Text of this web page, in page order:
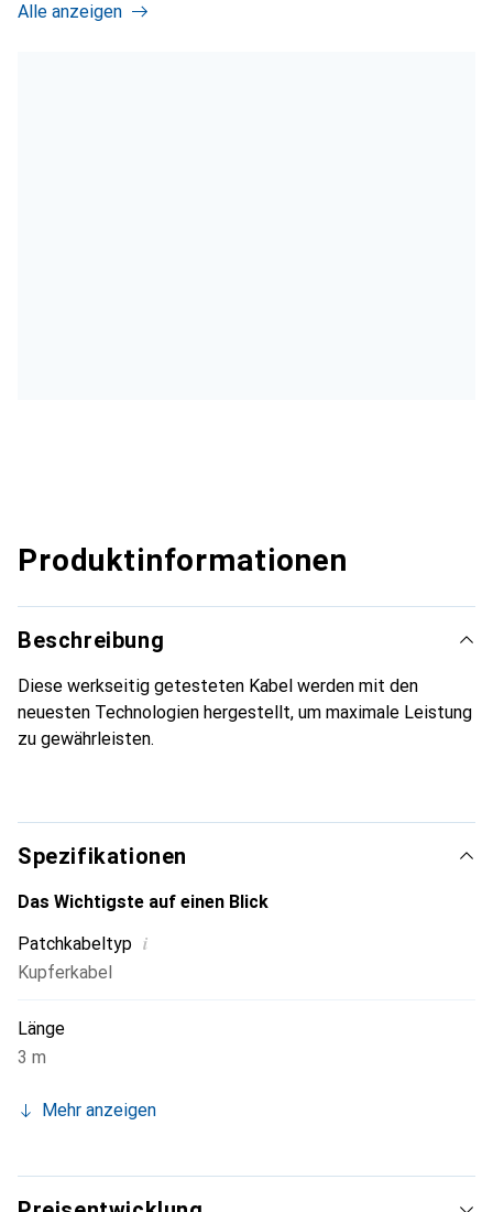
Alle anzeigen
Produktinformationen
Beschreibung
Diese werkseitig getesteten Kabel werden mit den
neuesten Technologien hergestellt, um maximale Leistung
zu gewährleisten.
Spezifikationen
Das Wichtigste auf einen Blick
Patchkabeltyp i
Kupferkabel
Länge
3 m
Mehr anzeigen